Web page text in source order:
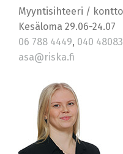
Myyntisihteeri /
Kesäloma 29.06-24.07
06 788 4449, 040
asa@riska.fi